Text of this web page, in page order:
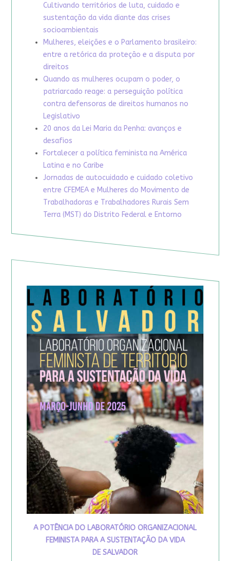
Cultivando territórios de luta, cuidado e
sustentação da vida diante das crises
socioambientais
Mulheres, eleições e o Parlamento brasileiro:
entre a retórica da proteção e a disputa por
direitos
Quando as mulheres ocupam o poder, o
patriarcado reage: a perseguição política
contra defensoras de direitos humanos no
Legislativo
20 anos da Lei Maria da Penha: avanços e
desafios
Fortalecer a política feminista na América
Latina e no Caribe
Jornadas de autocuidado e cuidado coletivo
entre CFEMEA e Mulheres do Movimento de
Trabalhadoras e Trabalhadores Rurais Sem
Terra (MST) do Distrito Federal e Entorno
A POTÊNCIA DO LABORATÓRIO ORGANIZACIONAL
FEMINISTA PARA A SUSTENTAÇÃO DA VIDA
DE SALVADOR